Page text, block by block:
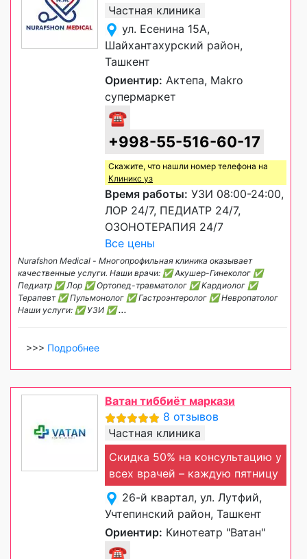
Частная клиника
ул. Есенина 15А,
Шайхантахурский район,
Ташкент
Ориентир: Актепа, Makro
супермаркет
☎
+998-55-516-60-17
Скажите, что нашли номер телефона на
Клиникс уз
Время работы: УЗИ 08:00-24:00,
ЛОР 24/7, ПЕДИАТР 24/7,
ОЗОНОТЕРАПИЯ 24/7
Все цены
Nurafshon Medical - Многопрофильная клиника оказывает
качественные услуги. Наши врачи: ✅ Акушер-Гинеколог ✅
Педиатр ✅ Лор ✅ Ортопед-травматолог ✅ Кардиолог ✅
Терапевт ✅ Пульмонолог ✅ Гастроэнтеролог ✅ Невропатолог
Наши услуги: ✅ УЗИ ✅...
>>> Подробнее
Ватан тиббиёт маркази
8 отзывов
Частная клиника
Скидка 50% на консультацию у
всех врачей – каждую пятницу
26-й квартал, ул. Лутфий,
Учтепинский район, Ташкент
Ориентир: Кинотеатр "Ватан"
☎